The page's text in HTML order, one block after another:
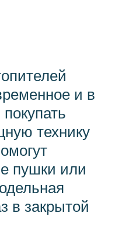
и в
технику
пушки или
в закрытой